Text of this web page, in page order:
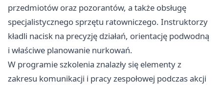
przedmiotów oraz pozorantów, a także obsługę
specjalistycznego sprzętu ratowniczego. Instruktorzy
kładli nacisk na precyzję działań, orientację podwodną
i właściwe planowanie nurkowań.
W programie szkolenia znalazły się elementy z
zakresu komunikacji i pracy zespołowej podczas akcji